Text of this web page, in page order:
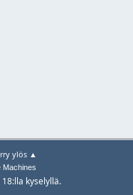
ylös ▲
Machines
kyselyllä.